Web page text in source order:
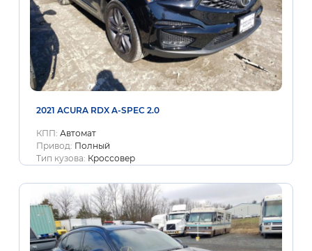
2021 ACURA RDX A-SPEC 2.0
КПП: Автомат
Привод: Полный
Тип кузова: Кроссовер